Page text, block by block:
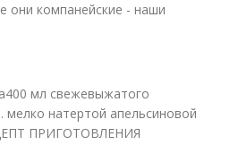
они компанейские - наши
мл свежевыжатого
мелко натертой апельсиновой
ПРИГОТОВЛЕНИЯ